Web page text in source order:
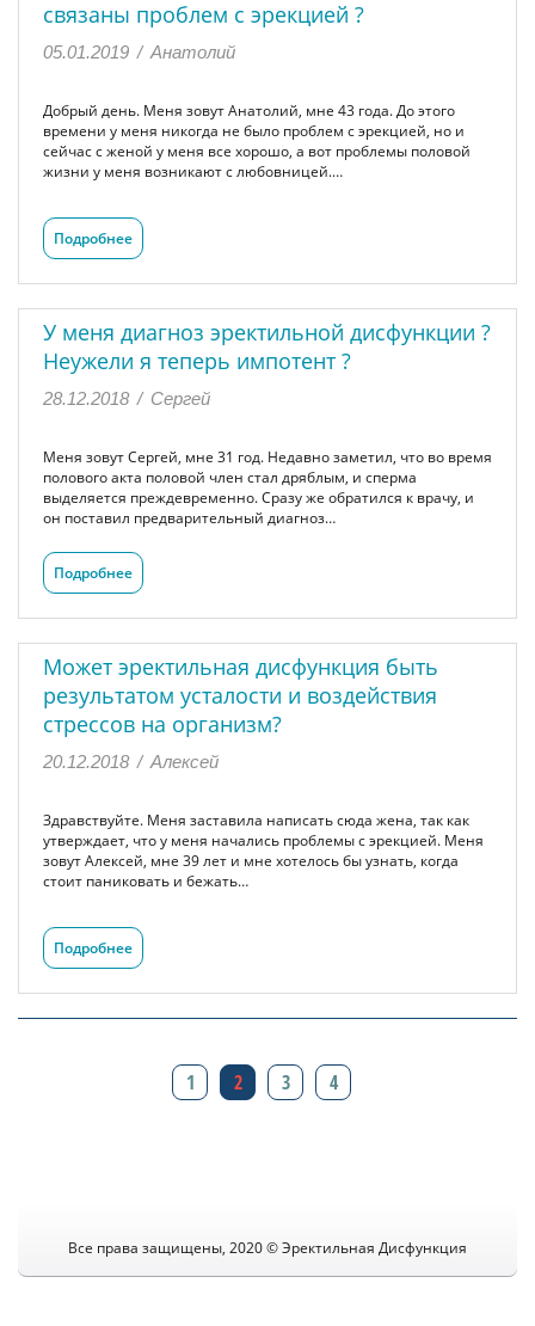
связаны проблем с эрекцией ?
05.01.2019 / Анатолий
Добрый день. Меня зовут Анатолий, мне 43 года. До этого
времени у меня никогда не было проблем с эрекцией, но и
сейчас с женой у меня все хорошо, а вот проблемы половой
жизни у меня возникают с любовницей.…
Подробнее
У меня диагноз эректильной дисфункции ?
Неужели я теперь импотент ?
28.12.2018 / Сергей
Меня зовут Сергей, мне 31 год. Недавно заметил, что во время
полового акта половой член стал дряблым, и сперма
выделяется преждевременно. Сразу же обратился к врачу, и
он поставил предварительный диагноз…
Подробнее
Может эректильная дисфункция быть
результатом усталости и воздействия
стрессов на организм?
20.12.2018 / Алексей
Здравствуйте. Меня заставила написать сюда жена, так как
утверждает, что у меня начались проблемы с эрекцией. Меня
зовут Алексей, мне 39 лет и мне хотелось бы узнать, когда
стоит паниковать и бежать…
Подробнее
1 2 3 4
Все права защищены, 2020 © Эректильная Дисфункция